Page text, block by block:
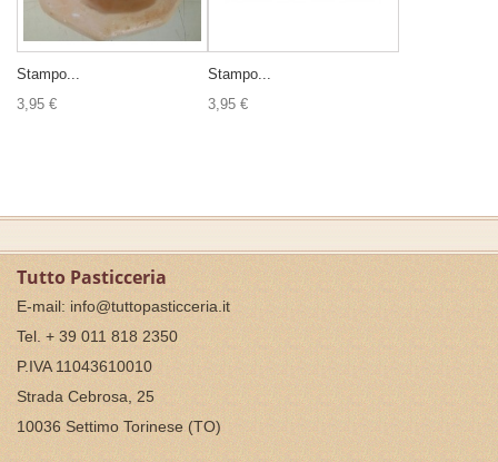
Stampo...
3,95 €
Stampo...
3,95 €
Tutto Pasticceria
E-mail: info@tuttopasticceria.it
Tel. + 39 011 818 2350
P.IVA 11043610010
Strada Cebrosa, 25
10036 Settimo Torinese (TO)